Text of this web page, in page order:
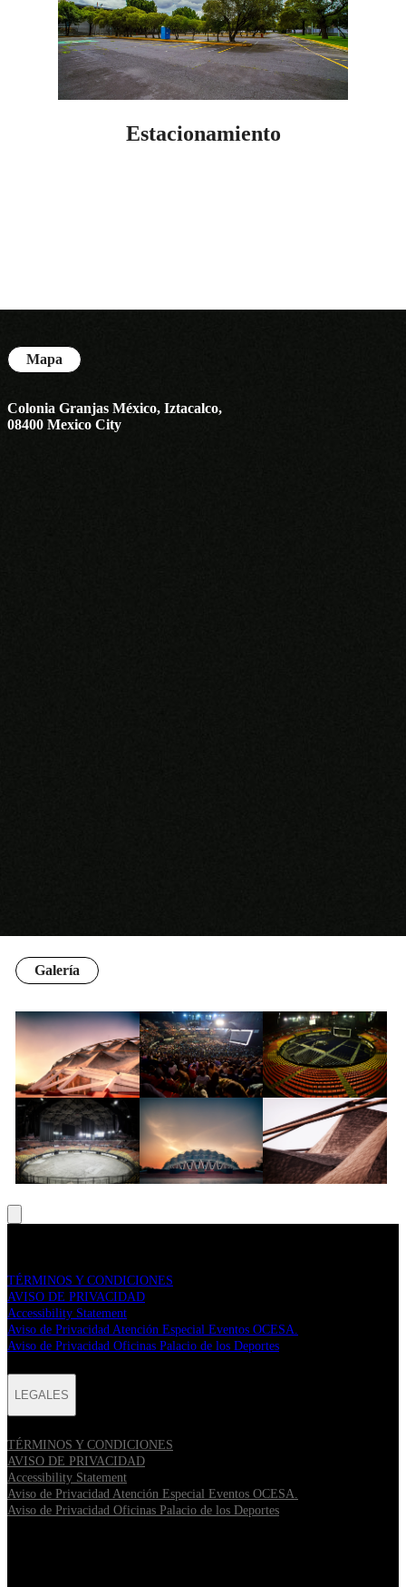
Estacionamiento
Mapa
Colonia Granjas México, Iztacalco,
08400 Mexico City
Galería
TÉRMINOS Y CONDICIONES
AVISO DE PRIVACIDAD
Accessibility Statement
Aviso de Privacidad Atención Especial Eventos OCESA.
Aviso de Privacidad Oficinas Palacio de los Deportes
LEGALES
TÉRMINOS Y CONDICIONES
AVISO DE PRIVACIDAD
Accessibility Statement
Aviso de Privacidad Atención Especial Eventos OCESA.
Aviso de Privacidad Oficinas Palacio de los Deportes